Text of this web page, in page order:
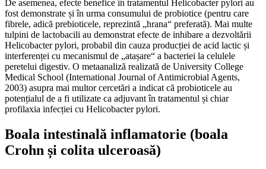
De asemenea, efecte benefice în tratamentul Helicobacter pylori au
fost demonstrate și în urma consumului de probiotice (pentru care
fibrele, adică prebioticele, reprezintă „hrana“ preferată). Mai multe
tulpini de lactobacili au demonstrat efecte de inhibare a dezvoltării
Helicobacter pylori, probabil din cauza producției de acid lactic și
interferenței cu mecanismul de „atașare“ a bacteriei la celulele
peretelui digestiv. O metaanaliză realizată de University College
Medical School (International Journal of Antimicrobial Agents,
2003) asupra mai multor cercetări a indicat că probioticele au
potențialul de a fi utilizate ca adjuvant în tratamentul și chiar
profilaxia infecției cu Helicobacter pylori.
Boala intestinală inflamatorie (boala
Crohn și colita ulceroasă)